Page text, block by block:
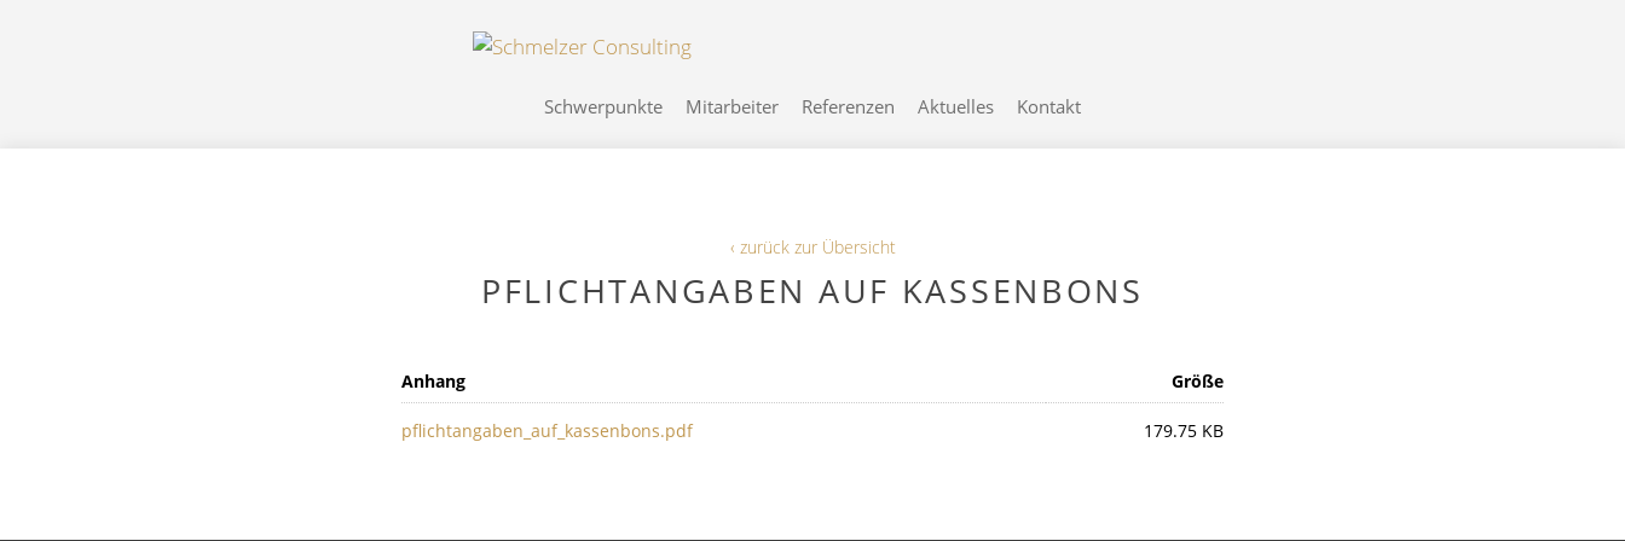
Schwerpunkte Mitarbeiter Referenzen Aktuelles Kontakt
‹ zurück zur Übersicht
PFLICHTANGABEN AUF KASSENBONS
Anhang Größe
pflichtangaben_auf_kassenbons.pdf 179.75 KB